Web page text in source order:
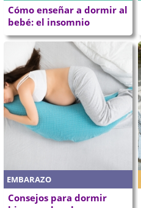
Cómo enseñar a dormir al
bebé: el insomnio
EMBARAZO
Consejos para dormir